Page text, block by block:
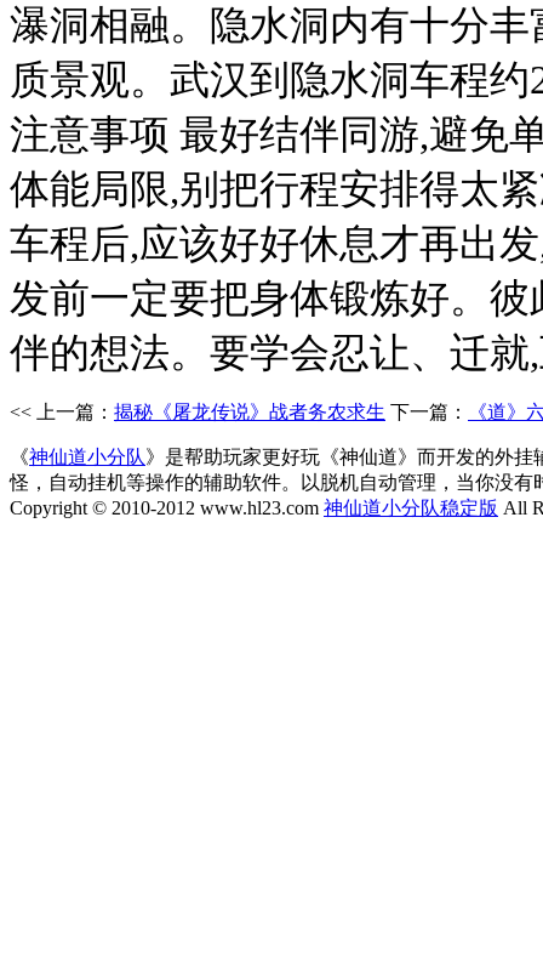
瀑洞相融。隐水洞内有十分
质景观。武汉到隐水洞车程
注意事项 最好结伴同游,避免
体能局限,别把行程安排得太
车程后,应该好好休息才再出
发前一定要把身体锻炼好。
伴的想法。要学会忍让、迁
<< 上一篇： 揭秘《屠龙传说》战者务农求生 下一篇： 《道》
《神仙道小分队》是帮助玩家更好玩《神仙道》而开发的外
怪，自动挂机等操作的辅助软件。以脱机自动管理，当你没有
Copyright © 2010-2012 www.hl23.com 神仙道小分队稳定版 All